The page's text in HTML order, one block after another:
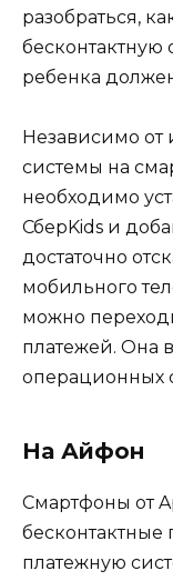
разобраться,
бесконтактную
ребенка
Независимо
системы на
необходимо
СберKids и
достаточно
мобильного
можно
платежей. Она
операционных
На Айфон
Смартфоны от
платежную